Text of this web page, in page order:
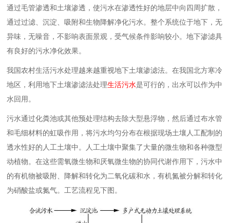
通过毛管渗透和土壤渗透，使污水在渗透性好的地层中向四周扩散，
通过过滤、沉淀、吸附和生物降解净化污水。整个系统位于地下，无
异味，无噪音，不影响表面景观，受气候条件影响较小。地下渗滤具
有良好的污水净化效果。
我国农村生活污水处理越来越重视地下土壤渗滤法。在我国北方寒冷
地区，利用地下土壤渗滤法处理生活污水是可行的，出水可以作为中
水回用。
污水通过化粪池或其他预处理结构去除大型悬浮物，然后通过布水管
和毛细材料的虹吸作用，将污水均匀分布在根据现场土壤人工配制的
透水性好的人工土壤中。人工土壤中聚集了大量的微生物和各种微型
动植物。在这些需氧微生物和厌氧微生物的协同代谢作用下，污水中
的有机物被吸附、降解和转化为二氧化碳和水，有机氮被分解和转化
为硝酸盐或氮气。工艺流程见下图。